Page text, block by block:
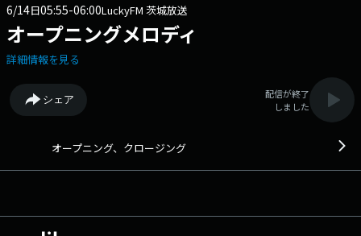
6/14日05:55-06:00LuckyFM 茨城放送
オープニングメロディ
詳細情報を見る
シェア
配信が終了
しました
オープニング、クロージング